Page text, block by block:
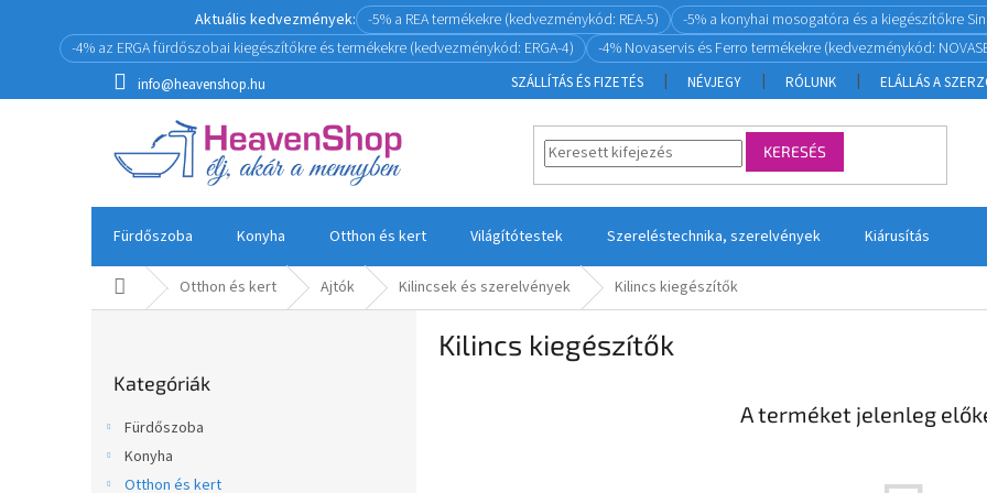
Aktuális kedvezmények: -5% a REA termékekre (kedvezménykód: REA-5)
-5% a konyhai mosogatóra és a kiegészítőkre
-4% az ERGA fürdőszobai kiegészítőkre és termékekre (kedvezménykód: ERGA-4)
-4% Novaservis és Ferro termékekre (kedvezménykód:
info@heavenshop.hu SZÁLLÍTÁS ÉS FIZETÉS NÉVJEGY RÓLUNK ELÁLLÁS A
KERESÉS
Fürdőszoba Konyha Otthon és kert Világítótestek Szereléstechnika, szerelvények Kiárusítás
KezdőlapOtthon és kert Ajtók Kilincsek és szerelvények Kilincs kiegészítők
átugrása
Kategóriák
Fürdőszoba
Konyha
Otthon és kert
Kilincs kiegészítők
A terméket jelenleg